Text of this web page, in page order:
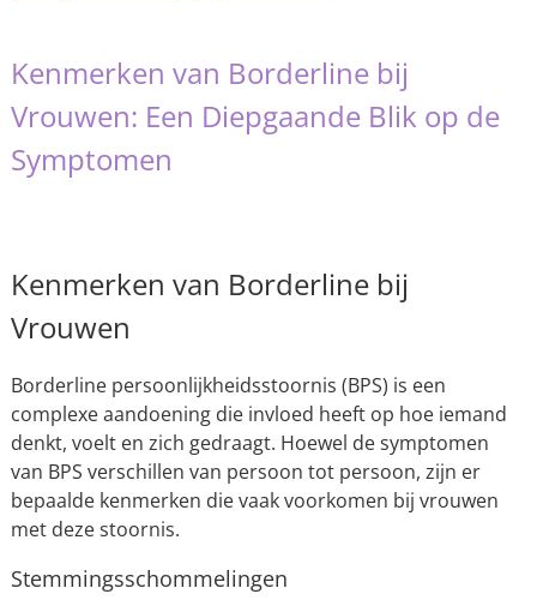
Kenmerken van Borderline bij
Vrouwen: Een Diepgaande Blik op de
Symptomen
Kenmerken van Borderline bij
Vrouwen
Borderline persoonlijkheidsstoornis (BPS) is een
complexe aandoening die invloed heeft op hoe iemand
denkt, voelt en zich gedraagt. Hoewel de symptomen
van BPS verschillen van persoon tot persoon, zijn er
bepaalde kenmerken die vaak voorkomen bij vrouwen
met deze stoornis.
Stemmingsschommelingen